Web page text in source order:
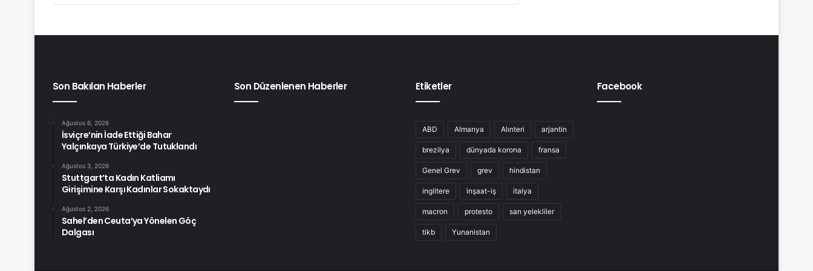
Son Bakılan Haberler
Ağustos 6, 2026
İsviçre’nin İade Ettiği Bahar
Yalçınkaya Türkiye’de Tutuklandı
Ağustos 3, 2026
Stuttgart’ta Kadın Katliamı
Girişimine Karşı Kadınlar Sokaktaydı
Ağustos 2, 2026
Sahel’den Ceuta’ya Yönelen Göç
Dalgası
Son Düzenlenen Haberler Etiketler
ABD Almanya Alınteri arjantin
brezilya dünyada korona fransa
Genel Grev grev hindistan
ingiltere inşaat-iş italya
macron protesto sarı yelekliler
tikb Yunanistan
Facebook